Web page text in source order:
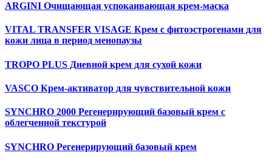
ARGINI Очищающая успокаивающая крем-маска
VITAL TRANSFER VISAGE Крем с фитоэстрогенами для
кожи лица в период менопаузы
TROPO PLUS Дневной крем для сухой кожи
VASCO Крем-активатор для чувствительной кожи
SYNCHRO 2000 Регенерирующий базовый крем с
облегченной текстурой
SYNCHRO Регенерирующий базовый крем